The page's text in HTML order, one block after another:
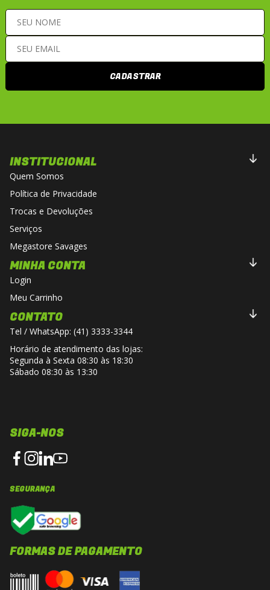
CADASTRAR
INSTITUCIONAL
Quem Somos
Política de Privacidade
Trocas e Devoluções
Serviços
Megastore Savages
MINHA CONTA
Login
Meu Carrinho
CONTATO
Tel / WhatsApp: (41) 3333-3344
Horário de atendimento das lojas:
Segunda à Sexta 08:30 às 18:30
Sábado 08:30 às 13:30
SIGA-NOS
SEGURANÇA
FORMAS DE PAGAMENTO